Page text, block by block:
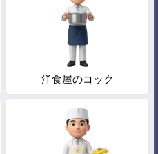
洋食屋のコック